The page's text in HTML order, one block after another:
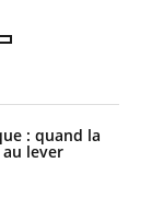
: quand la
lever